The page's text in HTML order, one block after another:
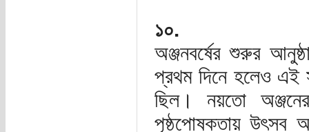
১০.
অঞ্জনবর্ষের শুরুর
প্রথম দিনে হলেও
ছিল। নয়তো
পৃষ্ঠপোষকতায় উৎসব